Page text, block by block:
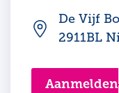
De Vijf
2911BL
Aanmelden